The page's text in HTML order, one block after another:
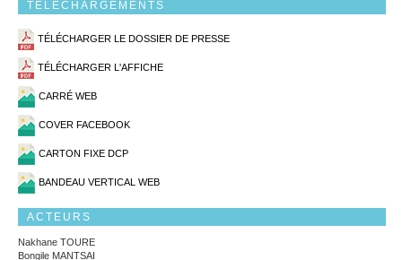
TÉLÉCHARGEMENTS
TÉLÉCHARGER LE DOSSIER DE PRESSE
TÉLÉCHARGER L'AFFICHE
CARRÉ WEB
COVER FACEBOOK
CARTON FIXE DCP
BANDEAU VERTICAL WEB
ACTEURS
Nakhane TOURE
Bongile MANTSAI